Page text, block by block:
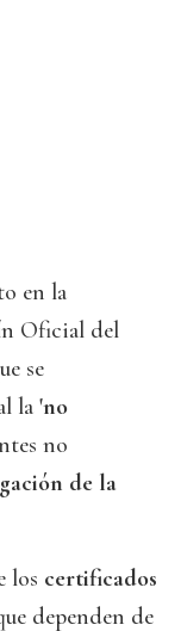
en la
Oficial del
se
la 'no
no
de la
los certificados
dependen de